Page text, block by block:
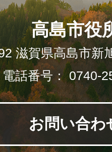
高島市役
滋賀県高島市新
電話番号： 0740-
お問い合わ